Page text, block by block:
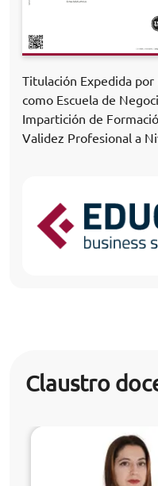
Titulación Expedida por
como Escuela de
Impartición de
Validez Profesional a
Claustro